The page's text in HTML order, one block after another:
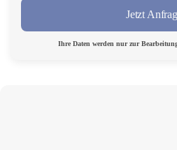
Jetzt
Ihre Daten werden nur zur